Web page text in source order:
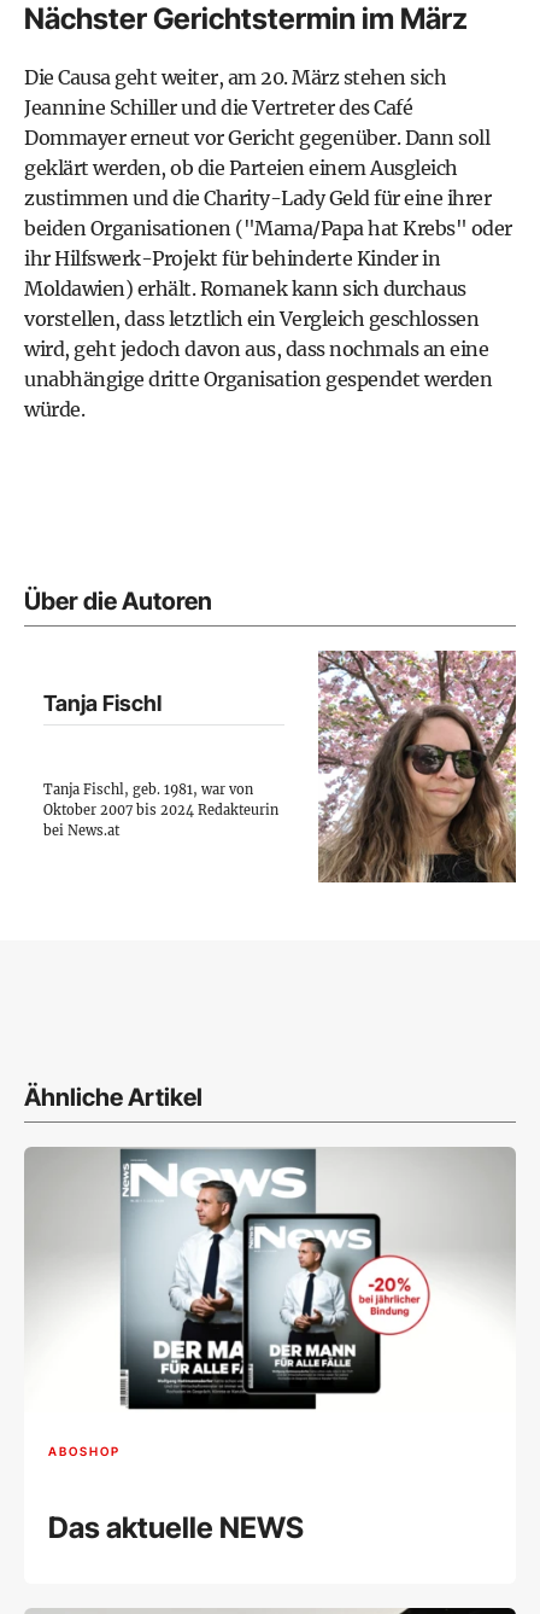
Nächster Gerichtstermin im März
Die Causa geht weiter, am 20. März stehen sich
Jeannine Schiller und die Vertreter des Café
Dommayer erneut vor Gericht gegenüber. Dann soll
geklärt werden, ob die Parteien einem Ausgleich
zustimmen und die Charity-Lady Geld für eine ihrer
beiden Organisationen ("Mama/Papa hat Krebs" oder
ihr Hilfswerk-Projekt für behinderte Kinder in
Moldawien) erhält. Romanek kann sich durchaus
vorstellen, dass letztlich ein Vergleich geschlossen
wird, geht jedoch davon aus, dass nochmals an eine
unabhängige dritte Organisation gespendet werden
würde.
Über die Autoren
Tanja Fischl
Tanja Fischl, geb. 1981, war von
Oktober 2007 bis 2024 Redakteurin
bei News.at
Ähnliche Artikel
ABOSHOP
Das aktuelle NEWS